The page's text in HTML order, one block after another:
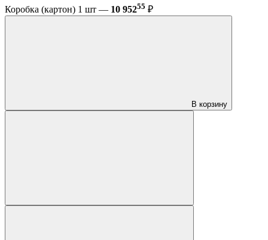
Коробка (картон) 1 шт — 10 95255 ₽
В корзину